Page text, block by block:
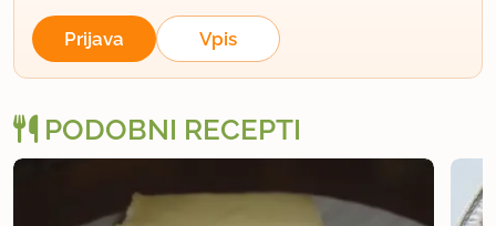
uporabno
Prijava Vpis
PODOBNI RECEPTI